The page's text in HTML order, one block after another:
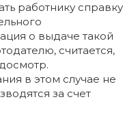
работнику справку
о выдаче такой
считается,
в этом случае не
за счет